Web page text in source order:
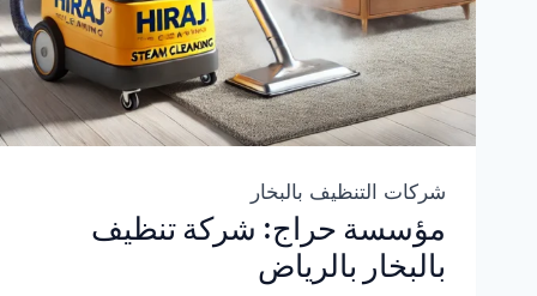
شركات التنظيف بالبخار
مؤسسة حراج: شركة تنظيف
بالبخار بالرياض